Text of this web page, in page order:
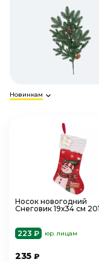
Новинкам
Носок новогодний
Снеговик 19х34 см
223 ₽ юр. лицам
235 ₽